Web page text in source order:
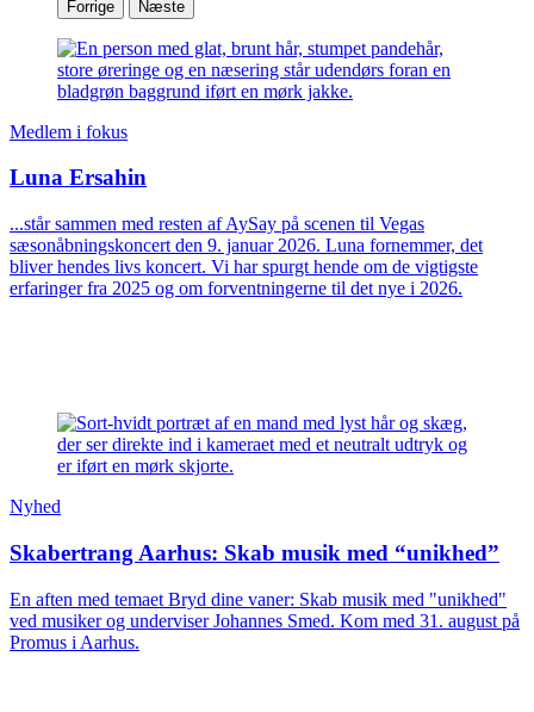
Forrige
Næste
Medlem i fokus
Luna Ersahin
...står sammen med resten af AySay på scenen til Vegas
sæsonåbningskoncert den 9. januar 2026. Luna fornemmer, det
bliver hendes livs koncert. Vi har spurgt hende om de vigtigste
erfaringer fra 2025 og om forventningerne til det nye i 2026.
Nyhed
Skabertrang Aarhus: Skab musik med “unikhed”
En aften med temaet Bryd dine vaner: Skab musik med "unikhed"
ved musiker og underviser Johannes Smed. Kom med 31. august på
Promus i Aarhus.